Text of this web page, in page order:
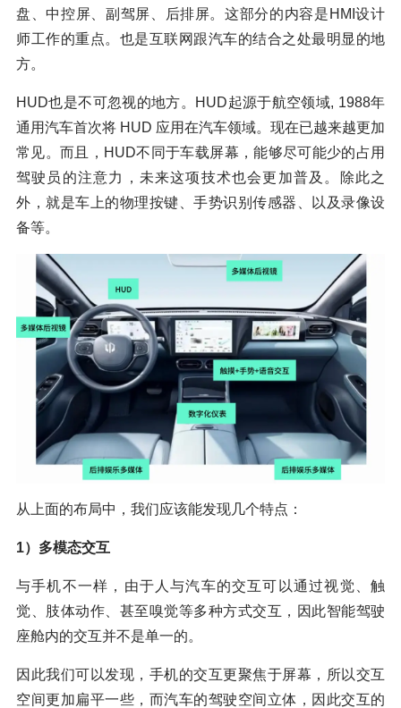
盘、中控屏、副驾屏、后排屏。这部分的内容是HMI设计
师工作的重点。也是互联网跟汽车的结合之处最明显的地
方。
HUD也是不可忽视的地方。HUD起源于航空领域, 1988年
通用汽车首次将 HUD 应用在汽车领域。现在已越来越更加
常见。而且，HUD不同于车载屏幕，能够尽可能少的占用
驾驶员的注意力，未来这项技术也会更加普及。除此之
外，就是车上的物理按键、手势识别传感器、以及录像设
备等。
从上面的布局中，我们应该能发现几个特点：
1）多模态交互
与手机不一样，由于人与汽车的交互可以通过视觉、触
觉、肢体动作、甚至嗅觉等多种方式交互，因此智能驾驶
座舱内的交互并不是单一的。
因此我们可以发现，手机的交互更聚焦于屏幕，所以交互
空间更加扁平一些，而汽车的驾驶空间立体，因此交互的